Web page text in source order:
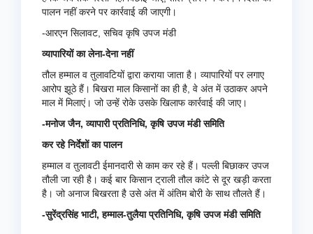
पालन नहीं करने पर कार्रवाई की जाएगी।
-आरएन सिलावट, सचिव कृषि उपज मंडी
व्यापारियों का लेना-देना नहीं
तौल हम्माल व तुलावटियों द्वारा कराया जाता है। व्यापारियों पर लगाए
आरोप झूठे हैं। बिखरा माल किसानों का ही है, वे अंत में उठाकर अपने
माल में मिलाएं। जो उन्हें रोके उसके खिलाफ कार्रवाई की जाए।
-मनोज जैन, व्यापारी प्रतिनिधि, कृषि उपज मंडी समिति
कर रहे निर्देशों का पालन
हम्माल व तुलावटी ईमानदारी से काम कर रहे हैं। पल्ली बिछाकर उपज
तौली जा रही है। कई बार किसान ट्राली तौल कांटे से दूर खड़ी करता
है। जो अनाज बिखरता है उसे अंत में अंतिम बोरी के साथ तौलते हैं।
-सुरेंद्रसिंह भाटी, हम्माल-तुलैया प्रतिनिधि, कृषि उपज मंडी समिति